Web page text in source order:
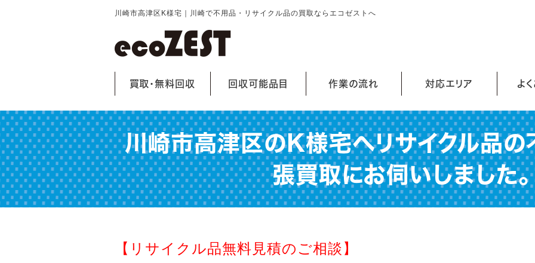
川崎市高津区K様宅｜川崎で不用品・リサイクル品の買取ならエコゼストへ
買取・無料回収 回収可能品目 作業の流れ 対応エリア よ
川崎市高津区のK様宅へリサイクル品
張買取にお伺いしました。
【リサイクル品無料見積のご相談】